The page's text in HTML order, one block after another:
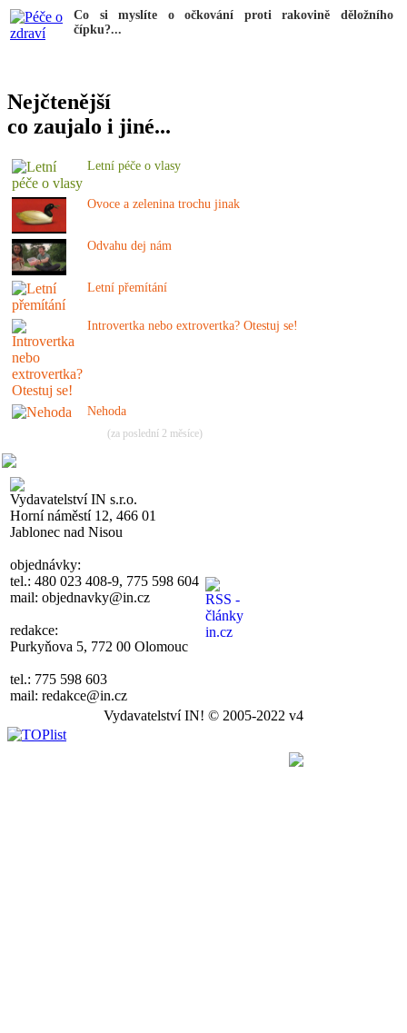
Co si myslíte o očkování proti rakovině děložního
čípku?...
Nejčtenější
co zaujalo i jiné...
Letní péče o vlasy
Ovoce a zelenina trochu jinak
Odvahu dej nám
Letní přemítání
Introvertka nebo extrovertka? Otestuj se!
Nehoda
(za poslední 2 měsíce)
Vydavatelství IN s.r.o.
Horní náměstí 12, 466 01
Jablonec nad Nisou
objednávky:
tel.: 480 023 408-9, 775 598 604
mail: objednavky@in.cz
redakce:
Purkyňova 5, 772 00 Olomouc
tel.: 775 598 603
mail: redakce@in.cz
Vydavatelství IN! © 2005-2022 v4